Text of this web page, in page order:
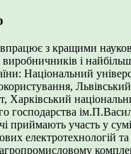
з кращими
і
Національний
Харківський
господарства
приймають участь у
електротехнологій та